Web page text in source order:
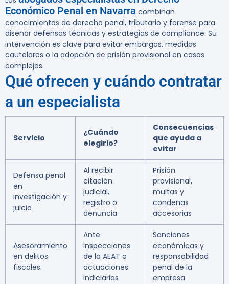
Económico Penal en Navarra combinan
conocimientos de derecho penal, tributario y forense para
diseñar defensas técnicas y estrategias de compliance. Su
intervención es clave para evitar embargos, medidas
cautelares o la adopción de prisión provisional en casos
complejos.
Qué ofrecen y cuándo contratar
a un especialista
Servicio
¿Cuándo
elegirlo?
Consecuencias
que ayuda a
evitar
Defensa penal
en
investigación y
juicio
Al recibir
citación
judicial,
registro o
denuncia
Prisión
provisional,
multas y
condenas
accesorias
Asesoramiento
en delitos
fiscales
Ante
inspecciones
de la AEAT o
actuaciones
indiciarias
Sanciones
económicas y
responsabilidad
penal de la
empresa